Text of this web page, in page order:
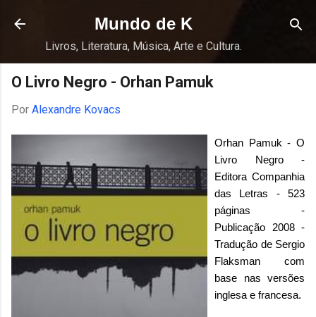
Pular para o conteúdo principal
Mundo de K
Livros, Literatura, Música, Arte e Cultura.
O Livro Negro - Orhan Pamuk
Por Alexandre Kovacs
Orhan Pamuk - O
Livro Negro -
Editora Companhia
das Letras - 523
páginas -
Publicação 2008 -
Tradução de Sergio
Flaksman com
base nas versões
inglesa e francesa.